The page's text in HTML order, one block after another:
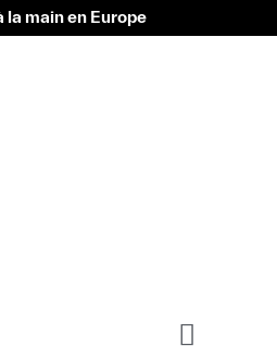
la main en Europe